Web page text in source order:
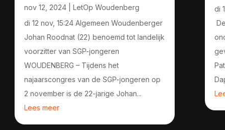
nov 12, 2024| LetOp Woudenberg
di 12 nov, 15:24 Algemeen Woudenberger
Johan Roodnat (22) benoemd tot landelijk
voorzitter van SGP-jongeren
WOUDENBERG – Tijdens het
najaarscongres van de SGP-jongeren op
2 november is de 22-jarige Johan...
Lees meer
di